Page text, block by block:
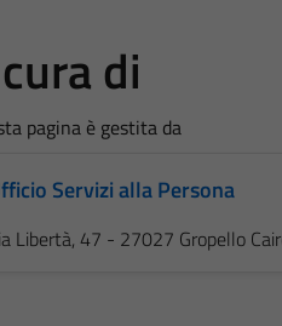
di
pagina è gestita da
Servizi alla Persona
Libertà, 47 - 27027 Gropello